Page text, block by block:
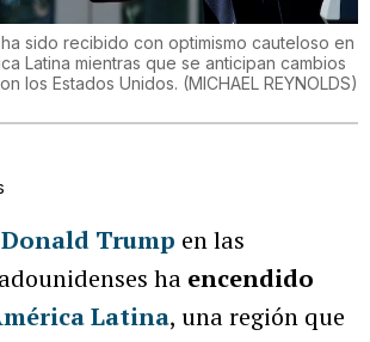
sido recibido con optimismo cauteloso en
Latina mientras que se anticipan cambios
los Estados Unidos. (MICHAEL REYNOLDS)
Donald Trump en las
ha encendido
Latina, una región que